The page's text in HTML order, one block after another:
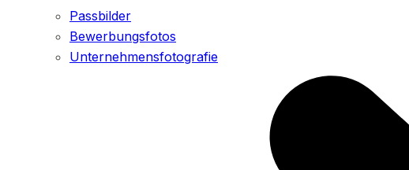
Passbilder
Bewerbungsfotos
Unternehmensfotografie